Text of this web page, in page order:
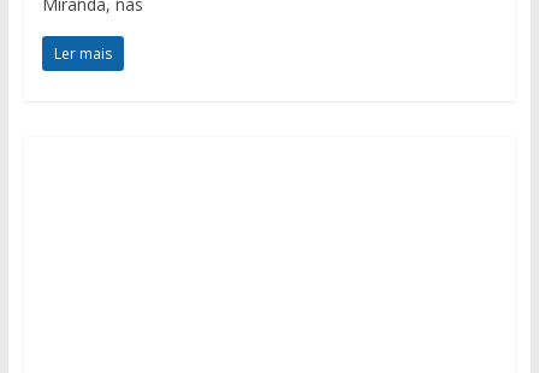
Ler mais